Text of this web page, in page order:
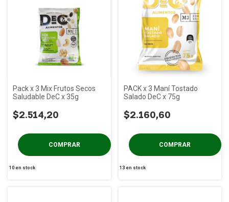
Pack x 3 Mix Frutos Secos
Saludable DeC x 35g
$2.514,20
10en stock
PACK x 3 Maní Tostado
Salado DeC x 75g
$2.160,60
13 en stock